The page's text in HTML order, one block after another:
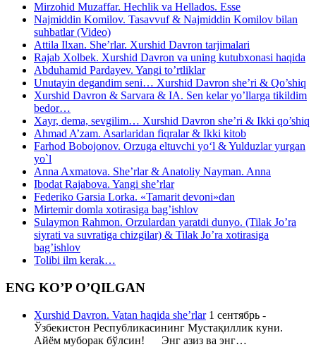
Mirzohid Muzaffar. Hechlik va Hellados. Esse
Najmiddin Komilov. Tasavvuf & Najmiddin Komilov bilan
suhbatlar (Video)
Attila Ilxan. She’rlar. Xurshid Davron tarjimalari
Rajab Xolbek. Xurshid Davron va uning kutubxonasi haqida
Abduhamid Pardayev. Yangi to’rtliklar
Unutayin degandim seni… Xurshid Davron she’ri & Qo’shiq
Xurshid Davron & Sarvara & IA. Sen kelar yo’llarga tikildim
bedor…
Xayr, dema, sevgilim… Xurshid Davron she’ri & Ikki qo’shiq
Ahmad A’zam. Asarlaridan fiqralar & Ikki kitob
Farhod Bobojonov. Orzuga eltuvchi yo‘l & Yulduzlar yurgan
yo`l
Anna Axmatova. She’rlar & Anatoliy Nayman. Anna
Ibodat Rajabova. Yangi she’rlar
Federiko Garsia Lorka. «Tamarit devoni»dan
Mirtemir domla xotirasiga bag’ishlov
Sulaymon Rahmon. Orzulardan yaratdi dunyo. (Tilak Jo’ra
siyrati va suvratiga chizgilar) & Tilak Jo’ra xotirasiga
bag’ishlov
Tolibi ilm kerak…
ENG KO’P O’QILGAN
Xurshid Davron. Vatan haqida she’rlar1 сентябрь -
Ўзбекистон Республикасининг Мустақиллик куни.
Айём муборак бўлсин! Энг азиз ва энг…